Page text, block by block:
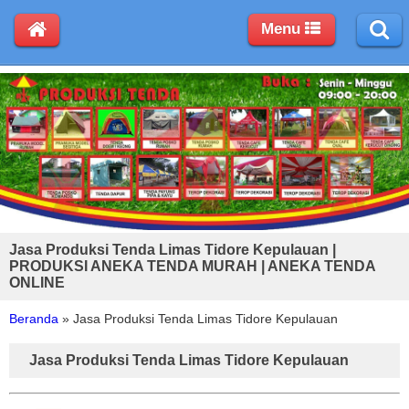
Jasa Produksi Tenda Limas Tidore Kepulauan |
PRODUKSI ANEKA TENDA MURAH | ANEKA TENDA
ONLINE
Beranda » Jasa Produksi Tenda Limas Tidore Kepulauan
Jasa Produksi Tenda Limas Tidore Kepulauan
Menu